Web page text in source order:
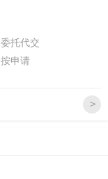
委托代交
按申请
>